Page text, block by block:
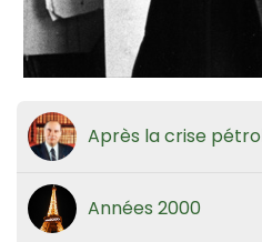
Après la crise
Années 2000